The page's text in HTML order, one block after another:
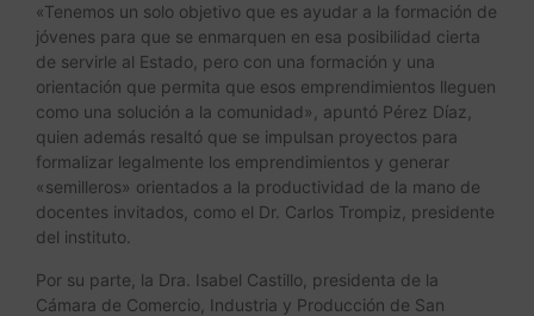
«Tenemos un solo objetivo que es ayudar a la formación de
jóvenes para que se enmarquen en esa posibilidad cierta
de servirle al Estado, pero con una formación y una
orientación que permita que esos emprendimientos lleguen
como una solución a la comunidad», apuntó Pérez Díaz,
quien además resaltó que se impulsan proyectos para
formalizar legalmente los emprendimientos y generar
«semilleros» orientados a la productividad de la mano de
docentes invitados, como el Dr. Carlos Trompiz, presidente
del instituto.
Por su parte, la Dra. Isabel Castillo, presidenta de la
Cámara de Comercio, Industria y Producción de San